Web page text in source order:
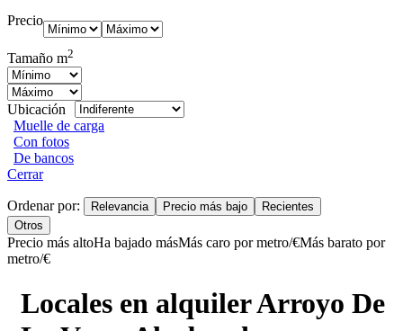
Precio
Tamaño m2
Ubicación
Muelle de carga
Con fotos
De bancos
Cerrar
Ordenar por: Relevancia Precio más bajo
Recientes
Otros
Precio más altoHa bajado másMás caro por metro/€Más barato por
metro/€
Locales en alquiler Arroyo De